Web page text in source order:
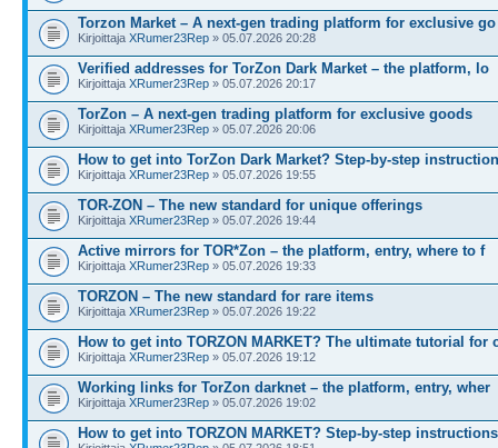
Torzon Market – A next-gen trading platform for exclusive go
Kirjoittaja XRumer23Rep » 05.07.2026 20:28
Verified addresses for TorZon Dark Market – the platform, lo
Kirjoittaja XRumer23Rep » 05.07.2026 20:17
TorZon – A next-gen trading platform for exclusive goods
Kirjoittaja XRumer23Rep » 05.07.2026 20:06
How to get into TorZon Dark Market? Step-by-step instruction
Kirjoittaja XRumer23Rep » 05.07.2026 19:55
TOR-ZON – The new standard for unique offerings
Kirjoittaja XRumer23Rep » 05.07.2026 19:44
Active mirrors for TOR*Zon – the platform, entry, where to f
Kirjoittaja XRumer23Rep » 05.07.2026 19:33
ТОRZON – The new standard for rare items
Kirjoittaja XRumer23Rep » 05.07.2026 19:22
How to get into TORZON MARKET? The ultimate tutorial for
Kirjoittaja XRumer23Rep » 05.07.2026 19:12
Working links for TorZon darknet – the platform, entry, wher
Kirjoittaja XRumer23Rep » 05.07.2026 19:02
How to get into TORZON MARKET? Step-by-step